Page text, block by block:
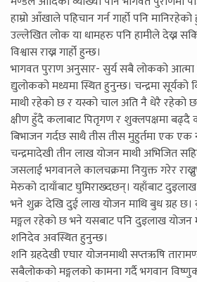
हाम्रो आँखाले पहिचान गर्न गार्हो पनि
उल्लेखित लोक या धामहरु पनि हामीले देख्न
विश्वास राख्न गार्हो हुन्छ।
भागवत पुराण अनुसार- सुर्य सबै लोकको आत्मा
द्युलोकको मध्यमा स्थित हुनुन्छ। चन्द्रमा
माथी रहेको छ र यस्को चाल अति नै धेरै रहेको
क्षीण हुँदै कलाबाट पितृगण र शुक्लपक्षमा बढ्दै
बिभाजन गर्दछ साथै तीस तीस मुहुर्तमा एक एक
चन्द्रमादेखी तीन लाख योजन माथी अभिजित
जसलाई भगवानले कालचक्रमा नियुक्त गरेर
मेरुको दायाँबाट घुमिराख्दछन्। यहाँबाट
भने शुक्र देखि दुई लाख योजन माथि बुध ग्रह
मङ्गल रहेको छ भने यसबाट पनि दुइलाख योजन
शनिदेव अवस्थित हुनुन्छ।
शनि ग्रहदेखी एघार योजनमाथी सप्तऋषि
सबैलोकको मङ्गलको कामना गर्दै भगवान